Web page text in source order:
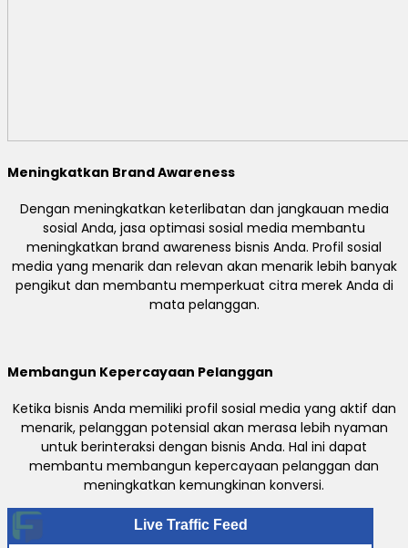
Meningkatkan Brand Awareness
Dengan meningkatkan keterlibatan dan jangkauan media
sosial Anda, jasa optimasi sosial media membantu
meningkatkan brand awareness bisnis Anda. Profil sosial
media yang menarik dan relevan akan menarik lebih banyak
pengikut dan membantu memperkuat citra merek Anda di
mata pelanggan.
Membangun Kepercayaan Pelanggan
Ketika bisnis Anda memiliki profil sosial media yang aktif dan
menarik, pelanggan potensial akan merasa lebih nyaman
untuk berinteraksi dengan bisnis Anda. Hal ini dapat
membantu membangun kepercayaan pelanggan dan
meningkatkan kemungkinan konversi.
Live Traffic Feed